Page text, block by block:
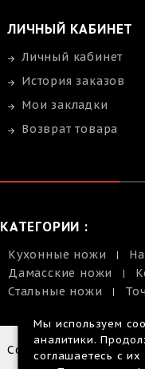
ЛИЧНЫЙ КАБИНЕТ
Личный кабинет
История заказов
Мои закладки
Возврат товара
КАТЕГОРИИ :
Кухонные ножи
Дамасские ножи
Стальные ножи
Copyright © 2014-
Размещенная
Мы используем
аналитики.
соглашаетесь с